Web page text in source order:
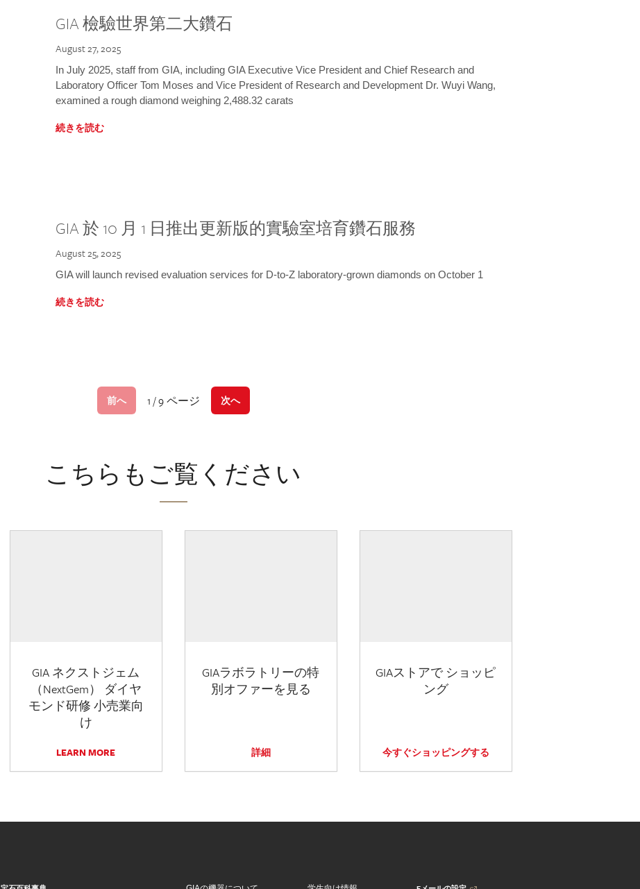
GIA 檢驗世界第二大鑽石
August 27, 2025
In July 2025, staff from GIA, including GIA Executive Vice President and Chief Research and
Laboratory Officer Tom Moses and Vice President of Research and Development Dr. Wuyi Wang,
examined a rough diamond weighing 2,488.32 carats
続きを読む
GIA 於 10 月 1 日推出更新版的實驗室培育鑽石服務
August 25, 2025
GIA will launch revised evaluation services for D-to-Z laboratory-grown diamonds on October 1
続きを読む
前へ 1 / 9 ページ 次へ
こちらもご覧ください
GIA ネクストジェム
（NextGem） ダイヤ
モンド研修 小売業向
け
LEARN MORE
GIAラボラトリーの特
別オファーを見る
詳細
GIAストアで ショッピ
ング
今すぐショッピングする